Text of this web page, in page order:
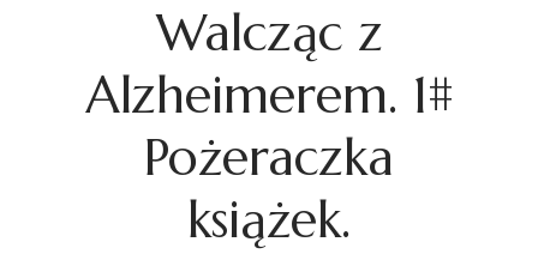
Walcząc z
Alzheimerem. 1#
Pożeraczka
książek.